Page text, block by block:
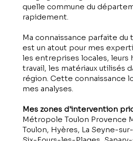
quelle commune du
rapidement.
Ma connaissance parfaite du
est un atout pour mes
les entreprises locales, leurs
travail, les matériaux utilisés
région. Cette connaissance
mes analyses.
Mes zones d'intervention
Métropole Toulon Provence
Toulon, Hyères, La Seyne-